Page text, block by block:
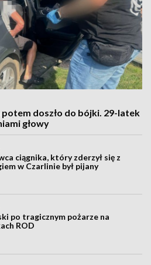
doszło do bójki. 29-latek
głowy
ciągnika, który zderzył się z
w Czarlinie był pijany
po tragicznym pożarze na
ROD